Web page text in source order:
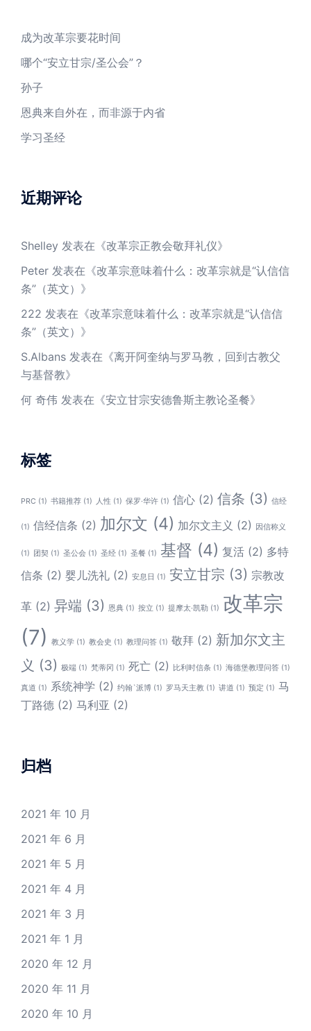
成为改革宗要花时间
哪个“安立甘宗/圣公会”？
孙子
恩典来自外在，而非源于内省
学习圣经
近期评论
Shelley 发表在《改革宗正教会敬拜礼仪》
Peter 发表在《改革宗意味着什么：改革宗就是“认信信
条”（英文） 》
222 发表在《改革宗意味着什么：改革宗就是“认信信
条”（英文） 》
S.Albans 发表在《离开阿奎纳与罗马教，回到古教父
与基督教》
何 奇伟 发表在《安立甘宗安德鲁斯主教论圣餐》
标签
PRC (1) 书籍推荐 (1) 人性 (1) 保罗·华许 (1) 信心 (2) 信条 (3) 信经
(1) 信经信条 (2) 加尔文 (4) 加尔文主义 (2) 因信称义
(1) 团契 (1) 圣公会 (1) 圣经 (1) 圣餐 (1) 基督 (4) 复活 (2) 多特
信条 (2) 婴儿洗礼 (2) 安息日 (1) 安立甘宗 (3) 宗教改
革 (2) 异端 (3) 恩典 (1) 按立 (1) 提摩太·凯勒 (1) 改革宗
(7)
教义学 (1) 教会史 (1) 教理问答 (1) 敬拜 (2) 新加尔文主
义 (3) 极端 (1) 梵蒂冈 (1) 死亡 (2) 比利时信条 (1) 海德堡教理问答 (1)
真道 (1) 系统神学 (2) 约翰`派博 (1) 罗马天主教 (1) 讲道 (1) 预定 (1) 马
丁路德 (2) 马利亚 (2)
归档
2021 年 10 月
2021 年 6 月
2021 年 5 月
2021 年 4 月
2021 年 3 月
2021 年 1 月
2020 年 12 月
2020 年 11 月
2020 年 10 月